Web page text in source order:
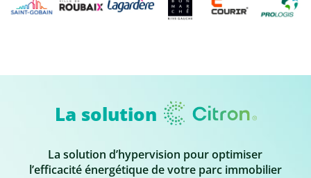
La solution
La solution d’hypervision pour optimiser
l’efficacité énergétique de votre parc immobilier